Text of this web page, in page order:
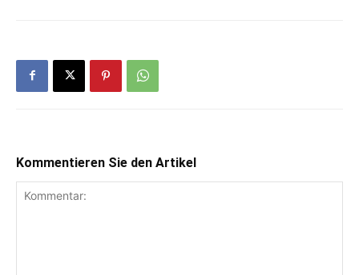
Kommentieren Sie den Artikel